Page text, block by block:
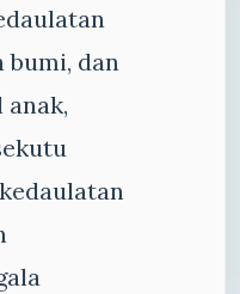
bumi, dan